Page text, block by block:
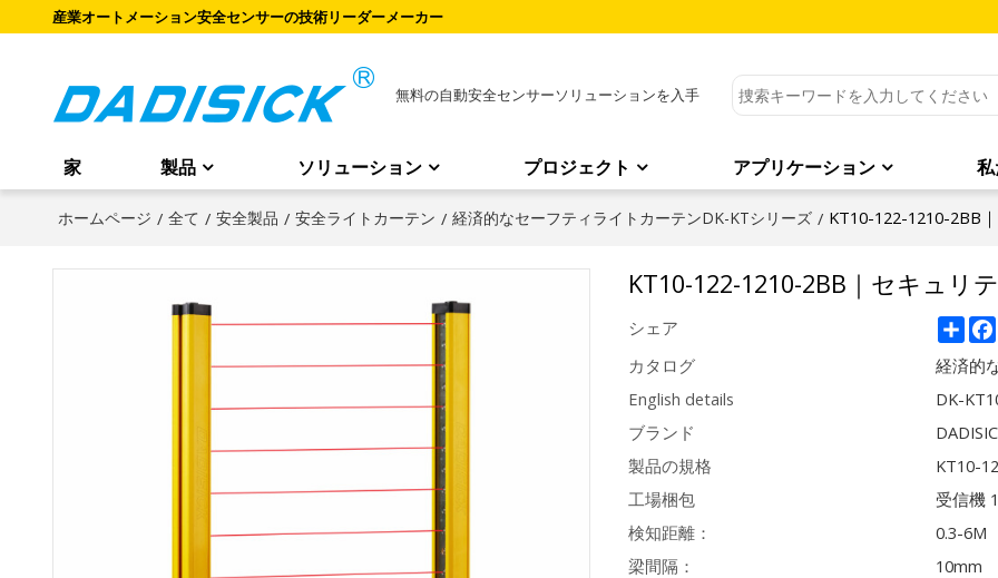
産業オートメーション安全センサーの技術リーダーメーカー
無料の自動安全センサーソリューションを入手
家 製品 ソリューション プロジェクト アプリケーション
ホームページ / 全て / 安全製品 / 安全ライトカーテン / 経済的なセーフティライトカーテンDK-KTシリーズ / KT10-122-1210-2BB
KT10-122-1210-2BB｜セキュリ
シェア
カタログ
経済的
English details
DK-
ブランド
製品の規格
KT10-
工場梱包
受信機
検知距離：
0.3-6M
梁間隔：
10mm